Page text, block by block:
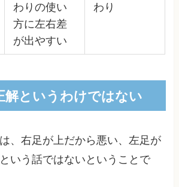
わりの使い
方に左右差
が出やすい
わり
解というわけではない
、右足が上だから悪い、左足が
いう話ではないということで